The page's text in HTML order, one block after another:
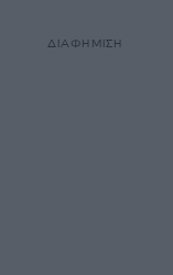
ΔΙΑΦΗΜΙΣΗ